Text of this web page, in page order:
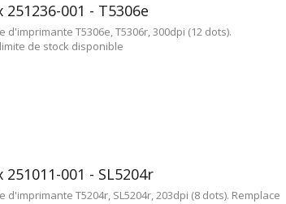
001 - T5306e
T5306e, T5306r, 300dpi (12 dots).
de stock disponible
001 - SL5204r
T5204r, SL5204r, 203dpi (8 dots). Remplace